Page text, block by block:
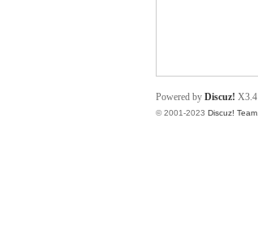
Powered by Discuz! X3.4
© 2001-2023 Discuz! Team